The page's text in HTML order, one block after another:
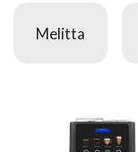
Melitta